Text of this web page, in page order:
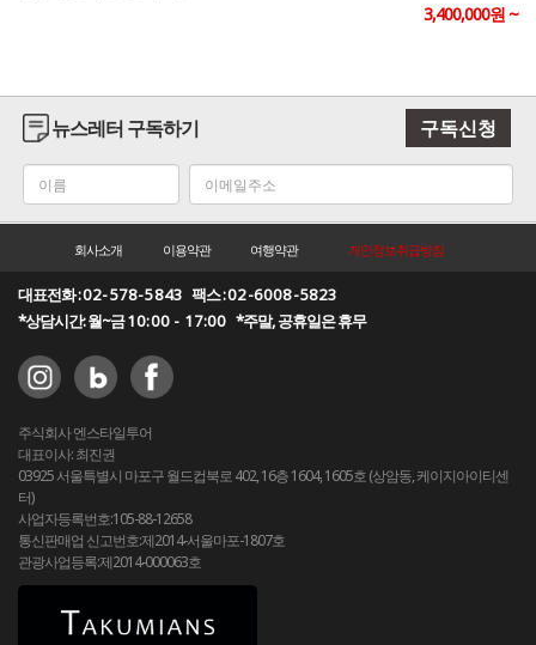
3,400,000원 ~
뉴스레터 구독하기 구독신청
회사소개 이용약관 여행약관 개인정보취급방침
대표전화 :02-578-5843 팩스 :02-6008-5823
*상담시간: 월~금10:00 - 17:00 *주말, 공휴일은 휴무
주식회사 엔스타일투어
대표이사: 최진권
03925 서울특별시 마포구 월드컵북로 402, 16층 1604, 1605호 (상암동, 케이지아이티센
터)
사업자등록번호:105-88-12658
통신판매업 신고번호:제2014-서울마포-1807호
관광사업등록:제2014-000063호